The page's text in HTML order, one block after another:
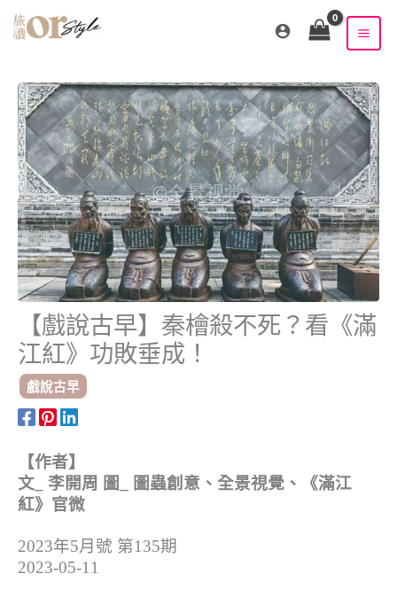
【戲說古早】秦檜殺不死？看《滿
江紅》功敗垂成！
戲說古早
【作者】
文_ 李開周 圖_ 圖蟲創意、全景視覺、《滿江
紅》官微
2023年5月號 第135期
2023-05-11